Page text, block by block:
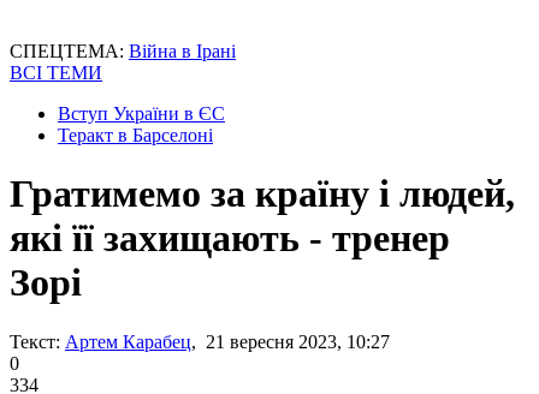
СПЕЦТЕМА: Війна в Ірані
ВСІ ТЕМИ
Вступ України в ЄС
Теракт в Барселоні
Гратимемо за країну і людей,
які її захищають - тренер
Зорі
Текст: Артем Карабец, 21 вересня 2023, 10:27
0
334